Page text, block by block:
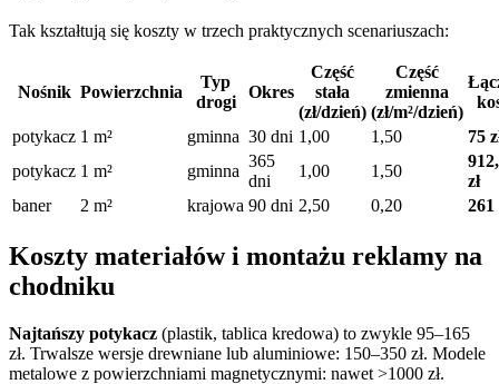
Tak kształtują się koszty w trzech praktycznych scenariuszach:
Nośnik Powierzchnia
Typ
drogi
Okres
Część
stała
(zł/dzień)
Część
zmienna
(zł/m²/dzień)
potykacz 1 m² gminna 30 dni 1,00 1,50
75
potykacz 1 m² gminna
365
dni
1,00 1,50
zł
baner
2 m² krajowa 90 dni 2,50 0,20 261
Koszty materiałów i montażu reklamy na
chodniku
Najtańszy potykacz (plastik, tablica kredowa) to zwykle 95–165
zł. Trwalsze wersje drewniane lub aluminiowe: 150–350 zł. Modele
metalowe z powierzchniami magnetycznymi: nawet >1000 zł.